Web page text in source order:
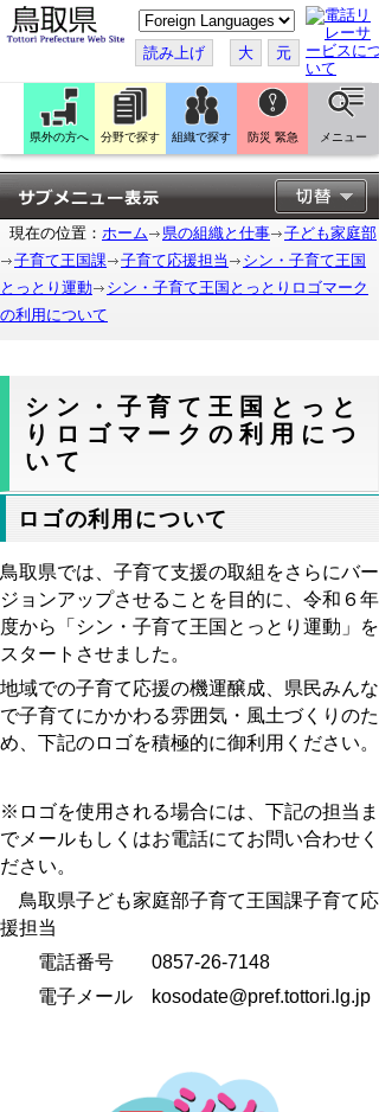
こ
の
ペ
ー
ジ
翻
訳
す
る
読み上げ 大 元
県外の方へ 分野で探す 組織で探す 防災 緊急 メニュー
現在の位置： ホーム 県の組織と仕事
子ども家庭部
子育て王国課
子育て応援担当
シン・子育て王国
とっとり運動
シン・子育て王国とっとりロゴマーク
の利用について
シン・子育て王国とっと
りロゴマークの利用につ
いて
ロゴの利用について
鳥取県では、子育て支援の取組をさらにバー
ジョンアップさせることを目的に、令和６年
度から「シン・子育て王国とっとり運動」を
スタートさせました。
地域での子育て応援の機運醸成、県民みんな
で子育てにかかわる雰囲気・風土づくりのた
め、下記のロゴを積極的に御利用ください。
※ロゴを使用される場合には、下記の担当ま
でメールもしくはお電話にてお問い合わせく
ださい。
鳥取県子ども家庭部子育て王国課子育て応
援担当
電話番号 0857-26-7148
電子メール kosodate@pref.tottori.lg.jp